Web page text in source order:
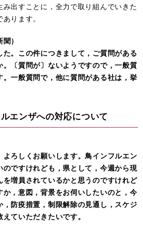
出すことに，全力で取り組んでいきた
ります。
）
。この件につきまして，ご質問がある
〔質問が〕ないようですので，一般質
。一般質問で，他に質問がある社は，挙
エンザへの対応について
ろしくお願いします。鳥インフルエン
ですけれども，県として，今週から現
増員されているかと思うのですけれど
か，意図，背景をお伺いしたいのと，今
防疫措置，制限解除の見通し，スケジ
ていただきたいです。